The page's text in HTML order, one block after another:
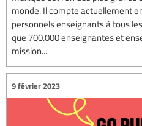
monde. Il compte actuellement
personnels enseignants à tous
que 700.000 enseignantes et
mission...
9 février 2023